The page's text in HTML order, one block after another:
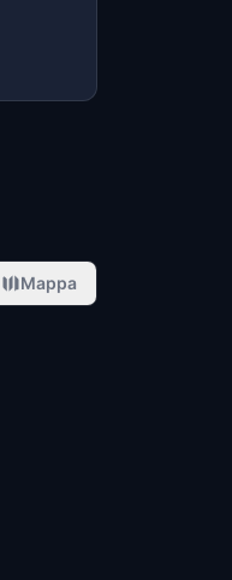
Mappa